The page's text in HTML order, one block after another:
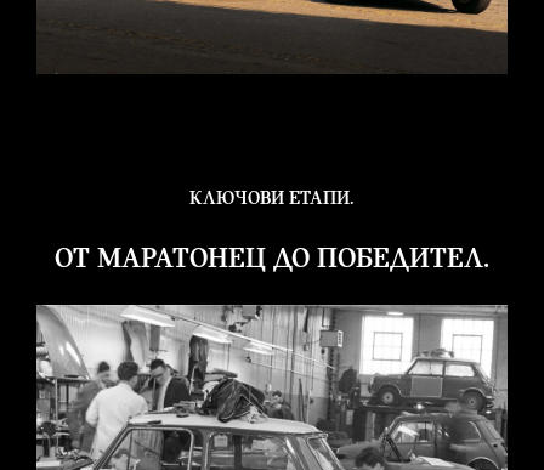
КЛЮЧОВИ ЕТАПИ.
ОТ МАРАТОНЕЦ ДО ПОБЕДИТЕЛ.